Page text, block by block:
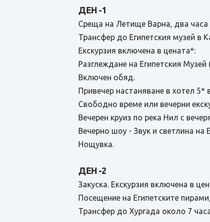
ДЕН -1
Среща на Летище Варна, два
Трансфер до Египетския музей в
Екскурзия включена в цената*:
Разглеждане на Египетския
Включен обяд.
Привечер настаняване в хотел 5*
Свободно време или вечерни
Вечерен круиз по река Нил с
Вечерно шоу - Звук и светлина на
Нощувка.
ДЕН -2
Закуска. Екскурзия включена в
Посещение на Египетските
Трансфер до Хургада около 7